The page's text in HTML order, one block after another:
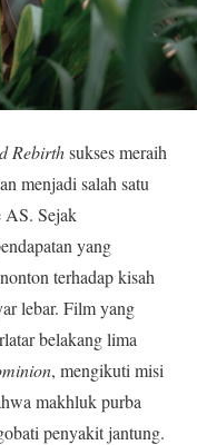
Rebirthsukses meraih
menjadi salah satu
AS. Sejak
yang
terhadap kisah
lebar. Film yang
belakang lima
, mengikuti misi
makhluk purba
penyakit jantung.